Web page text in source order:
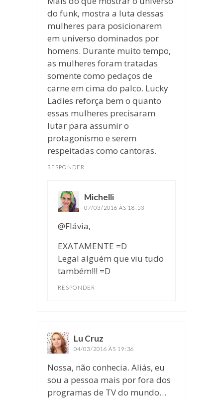
do funk, mostra a luta dessas
mulheres para posicionarem
em universo dominados por
homens. Durante muito tempo,
as mulheres foram tratadas
somente como pedaços de
carne em cima do palco. Lucky
Ladies reforça bem o quanto
essas mulheres precisaram
lutar para assumir o
protagonismo e serem
respeitadas como cantoras.
RESPONDER
Michelli
07/03/2016 ÀS 18:53
@Flávia,
EXATAMENTE =D
Legal alguém que viu tudo
também!!! =D
RESPONDER
Lu Cruz
04/03/2016 ÀS 19:36
Nossa, não conhecia. Aliás, eu
sou a pessoa mais por fora dos
programas de TV do mundo…